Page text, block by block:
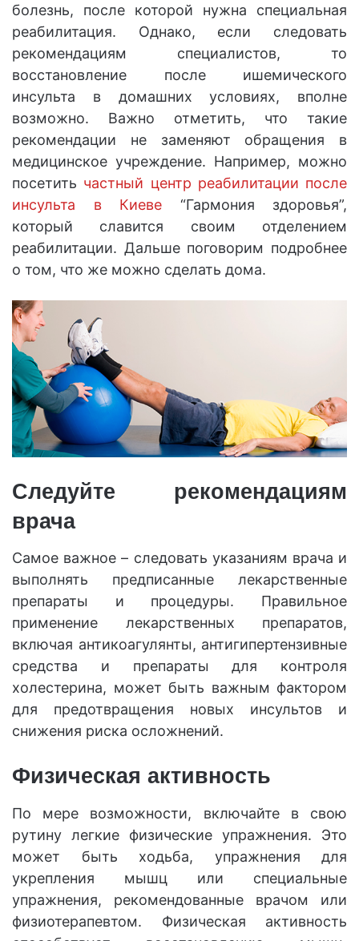
болезнь, после которой нужна специальная
реабилитация. Однако, если следовать
рекомендациям специалистов, то
восстановление после ишемического
инсульта в домашних условиях, вполне
возможно. Важно отметить, что такие
рекомендации не заменяют обращения в
медицинское учреждение. Например, можно
посетить частный центр реабилитации после
инсульта в Киеве “Гармония здоровья”,
который славится своим отделением
реабилитации. Дальше поговорим подробнее
о том, что же можно сделать дома.
Следуйте рекомендациям
врача
Самое важное – следовать указаниям врача и
выполнять предписанные лекарственные
препараты и процедуры. Правильное
применение лекарственных препаратов,
включая антикоагулянты, антигипертензивные
средства и препараты для контроля
холестерина, может быть важным фактором
для предотвращения новых инсультов и
снижения риска осложнений.
Физическая активность
По мере возможности, включайте в свою
рутину легкие физические упражнения. Это
может быть ходьба, упражнения для
укрепления мышц или специальные
упражнения, рекомендованные врачом или
физиотерапевтом. Физическая активность